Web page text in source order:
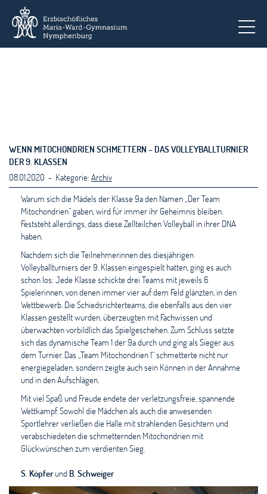
WENN MITOCHONDRIEN SCHMETTERN – DAS VOLLEYBALLTURNIER
DER 9. KLASSEN
08.01.2020 - Kategorie: Archiv
Warum sich die Mädels der Klasse 9a den Namen „Der Team
Mitochondrien“ gaben, wird für immer ihr Geheimnis bleiben.
Feststeht allerdings, dass diese Zellteilchen Volleyball in ihrer DNA
haben.
Nachdem sich die Teilnehmerinnen des diesjährigen
Volleyballturniers der 9. Klassen eingespielt hatten, ging es auch
schon los: Jede Klasse schickte drei Teams mit jeweils 6
Spielerinnen, von denen immer vier auf dem Feld glänzten, in den
Wettbewerb. Die Schiedsrichterteams, die ebenfalls aus den vier
Klassen gestellt wurden, überzeugten mit Fachwissen und
überwachten vorbildlich das Spielgeschehen. Zum Schluss setzte
sich das dynamische Team 1 der 9a durch und ging als Sieger aus
dem Turnier. Das „Team Mitochondrien 1“ schmetterte nicht nur
energiegeladen, sondern zeigte auch sein Können in der Annahme
und in den Aufschlägen.
Mit viel Spaß und Freude endete der verletzungsfreie, spannende
Wettkampf. Sowohl die Mädchen als auch die anwesenden
Sportlehrer verließen die Halle mit strahlenden Gesichtern und
verabschiedeten die schmetternden Mitochondrien mit
Glückwünschen zum verdienten Sieg.
S. Köpferund B. Schweiger